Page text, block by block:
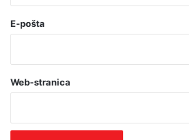
o
a
v
z
E-pošta
Web-stranica